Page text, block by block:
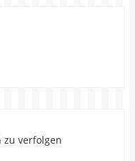
zu verfolgen